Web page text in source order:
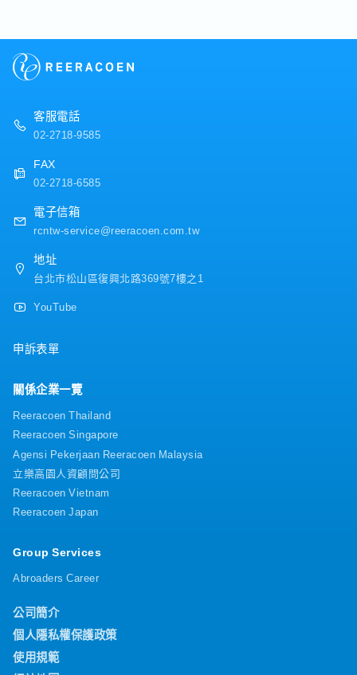
客戶
【公司福利】
・一年兩次獎金（過往實績：2～4個月）視業績而定
客服電話
02-2718-9585
FAX
02-2718-6585
電子信箱
rcntw-service@reeracoen.com.tw
地址
台北市松山區復興北路369號7樓之1
YouTube
申訴表單
關係企業一覽
Reeracoen Thailand
Reeracoen Singapore
Agensi Pekerjaan Reeracoen Malaysia
立樂高園人資顧問公司
Reeracoen Vietnam
Reeracoen Japan
Group Services
Abroaders Career
公司簡介
個人隱私權保護政策
使用規範